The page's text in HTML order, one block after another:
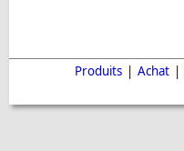
Produits | Achat |